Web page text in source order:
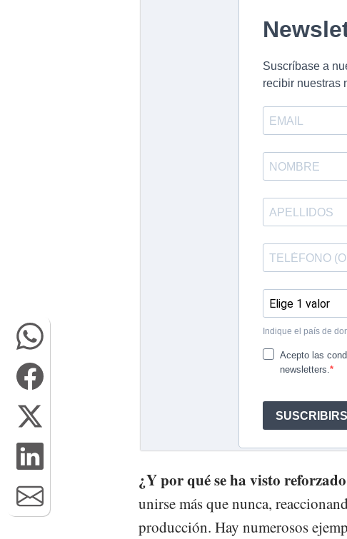
¿Y por qué se ha visto
unirse más que nunca,
producción. Hay numerosos